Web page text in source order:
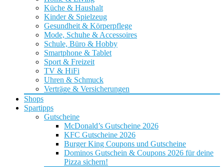
Küche & Haushalt
Kinder & Spielzeug
Gesundheit & Körperpflege
Mode, Schuhe & Accessoires
Schule, Büro & Hobby
Smartphone & Tablet
Sport & Freizeit
TV & HiFi
Uhren & Schmuck
Verträge & Versicherungen
Shops
Spartipps
Gutscheine
McDonald’s Gutscheine 2026
KFC Gutscheine 2026
Burger King Coupons und Gutscheine
Dominos Gutschein & Coupons 2026 für deine
Pizza sichern!